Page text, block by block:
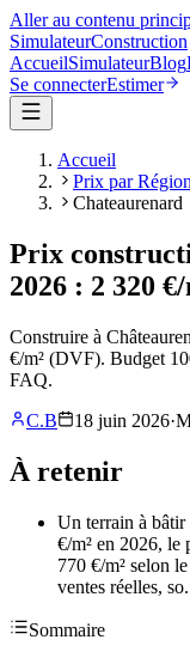
Aller au contenu
SimulateurConstruction
AccueilSimulateurBlog
Se connecterEstimer
Accueil
Prix par Région
Chateaurenard
Prix
2026 : 2 320 €/
Construire à
€/m² (DVF). Budget
FAQ.
C.B
18 juin 2026·
À retenir
Un terrain à bâtir
€/m² en 2026, le
770 €/m² selon
ventes réelles,
Sommaire